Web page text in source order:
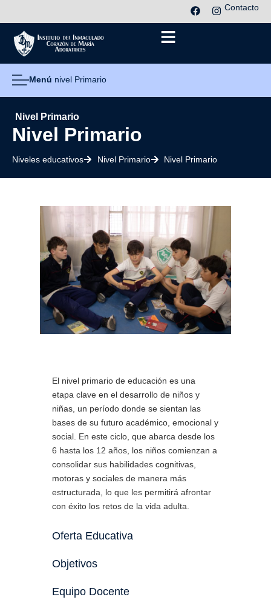
Contacto
Menú nivel Primario
Nivel Primario
Nivel Primario
Niveles educativos Nivel Primario Nivel Primario
El nivel primario de educación es una
etapa clave en el desarrollo de niños y
niñas, un período donde se sientan las
bases de su futuro académico, emocional y
social. En este ciclo, que abarca desde los
6 hasta los 12 años, los niños comienzan a
consolidar sus habilidades cognitivas,
motoras y sociales de manera más
estructurada, lo que les permitirá afrontar
con éxito los retos de la vida adulta.
Oferta Educativa
Objetivos
Equipo Docente